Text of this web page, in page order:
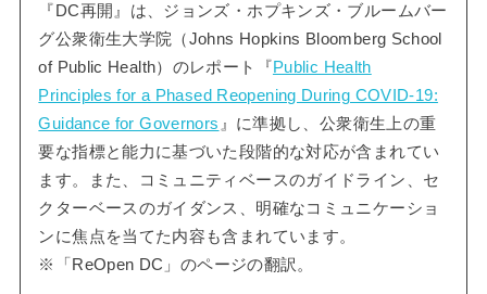
『DC再開』は、ジョンズ・ホプキンズ・ブルームバー
グ公衆衛生大学院（Johns Hopkins Bloomberg School
of Public Health）のレポート『Public Health
Principles for a Phased Reopening During COVID-19:
Guidance for Governors 』に準拠し、公衆衛生上の重
要な指標と能力に基づいた段階的な対応が含まれてい
ます。また、コミュニティベースのガイドライン、セ
クターベースのガイダンス、明確なコミュニケーショ
ンに焦点を当てた内容も含まれています。
※「ReOpen DC」のページの翻訳。